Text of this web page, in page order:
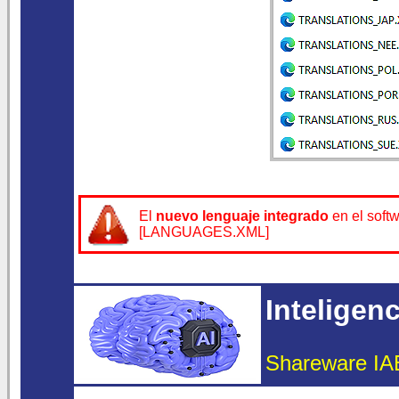
El nuevo lenguaje integrado en el
[LANGUAGES.XML]
Shareware